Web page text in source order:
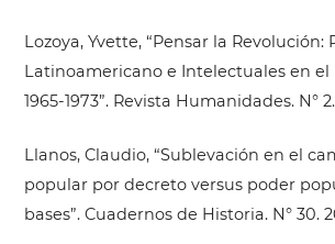
Lozoya, Yvette, “Pensar la Revolución:
Latinoamericano e Intelectuales en el
1965-1973”. Revista Humanidades. N° 2.
Llanos, Claudio, “Sublevación en el
popular por decreto versus poder
bases”. Cuadernos de Historia. N° 30.